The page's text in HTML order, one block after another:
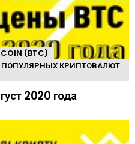
(BTC)
КРИПТОВАЛЮТ
2020 года